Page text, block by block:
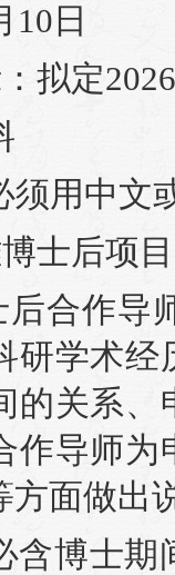
10日
拟定
须用中文
士后项
后合作导
研学术
的关系
作导师
方面做出
含博士